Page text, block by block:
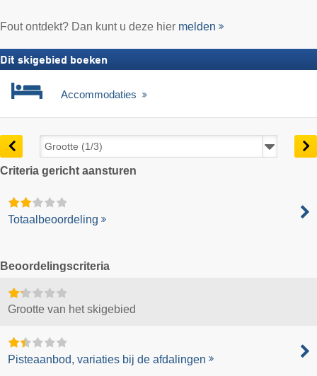
Fout ontdekt? Dan kunt u deze hier melden
Dit skigebied boeken
Accommodaties
Criteria gericht aansturen
Totaalbeoordeling
Beoordelingscriteria
Grootte van het skigebied
Pisteaanbod, variaties bij de afdalingen